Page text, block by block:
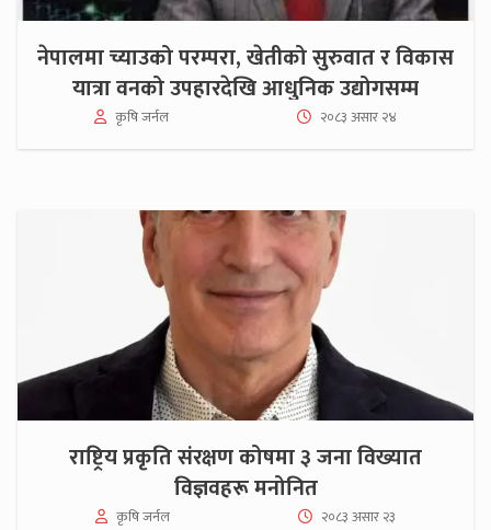
नेपालमा च्याउको परम्परा, खेतीको सुरुवात र विकास
यात्रा वनको उपहारदेखि आधुनिक उद्योगसम्म
कृषि जर्नल २०८३ असार २४
राष्ट्रिय प्रकृति संरक्षण कोषमा ३ जना विख्यात
विज्ञवहरू मनोनित
कृषि जर्नल २०८३ असार २३